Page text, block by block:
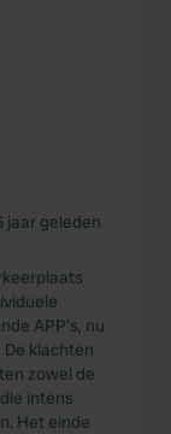
jaar geleden
APP's, nu
De klachten
zowel de
intens
Het einde